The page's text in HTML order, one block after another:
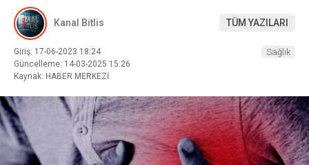
Kanal Bitlis TÜM YAZILARI
Giriş: 17-06-2023 18:24
Güncelleme: 14-03-2025 15:26
Kaynak: HABER MERKEZİ
Sağlık